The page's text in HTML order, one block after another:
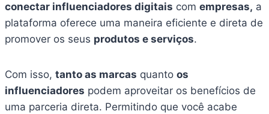
conectar influenciadores digitais com empresas, a
plataforma oferece uma maneira eficiente e direta de
promover os seus produtos e serviços.
Com isso, tanto as marcas quanto os
influenciadores podem aproveitar os benefícios de
uma parceria direta. Permitindo que você acabe